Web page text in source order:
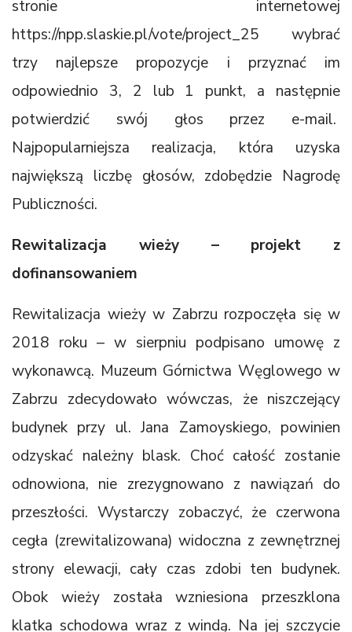
stronie internetowej
https://npp.slaskie.pl/vote/project_25 wybrać
trzy najlepsze propozycje i przyznać im
odpowiednio 3, 2 lub 1 punkt, a następnie
potwierdzić swój głos przez e-mail.
Najpopularniejsza realizacja, która uzyska
największą liczbę głosów, zdobędzie Nagrodę
Publiczności.
Rewitalizacja wieży – projekt z
dofinansowaniem
Rewitalizacja wieży w Zabrzu rozpoczęła się w
2018 roku – w sierpniu podpisano umowę z
wykonawcą. Muzeum Górnictwa Węglowego w
Zabrzu zdecydowało wówczas, że niszczejący
budynek przy ul. Jana Zamoyskiego, powinien
odzyskać należny blask. Choć całość zostanie
odnowiona, nie zrezygnowano z nawiązań do
przeszłości. Wystarczy zobaczyć, że czerwona
cegła (zrewitalizowana) widoczna z zewnętrznej
strony elewacji, cały czas zdobi ten budynek.
Obok wieży została wzniesiona przeszklona
klatka schodowa wraz z windą. Na jej szczycie